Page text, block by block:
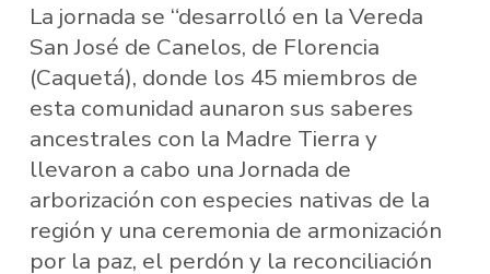
La jornada se “desarrolló en la Vereda
San José de Canelos, de Florencia
(Caquetá), donde los 45 miembros de
esta comunidad aunaron sus saberes
ancestrales con la Madre Tierra y
llevaron a cabo una Jornada de
arborización con especies nativas de la
región y una ceremonia de armonización
por la paz, el perdón y la reconciliación